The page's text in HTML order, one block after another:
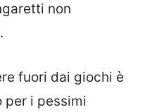
non
fuori dai giochi è
per i pessimi